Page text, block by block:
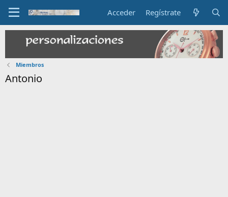
Acceder Regístrate
Miembros
Antonio